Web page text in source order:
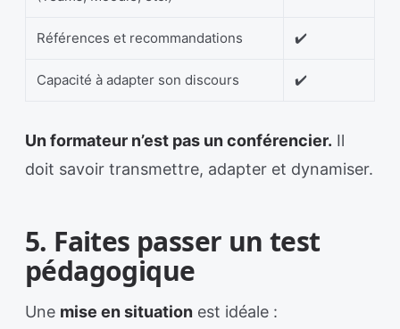
Références et recommandations ✔️
Capacité à adapter son discours ✔️
Un formateur n’est pas un conférencier. Il
doit savoir transmettre, adapter et dynamiser.
5. Faites passer un test
pédagogique
Une mise en situation est idéale :